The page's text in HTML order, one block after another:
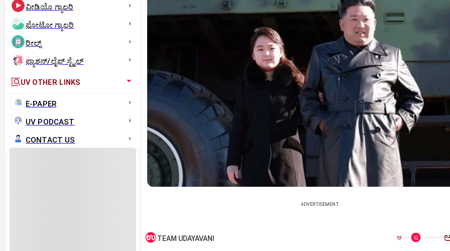
ವೀಡಿಯೊ ಗ್ಯಾಲರಿ
ಫೋಟೋ ಗ್ಯಾಲರಿ
ರೀಲ್ಸ್
ಫ್ಯಾಶನ್/ಲೈಫ್‌ ಸ್ಟೈಲ್
UV OTHER LINKS
E-PAPER
UV PODCAST
CONTACT US
ADVERTISEMENT
TEAM UDAYAVANI ಅ